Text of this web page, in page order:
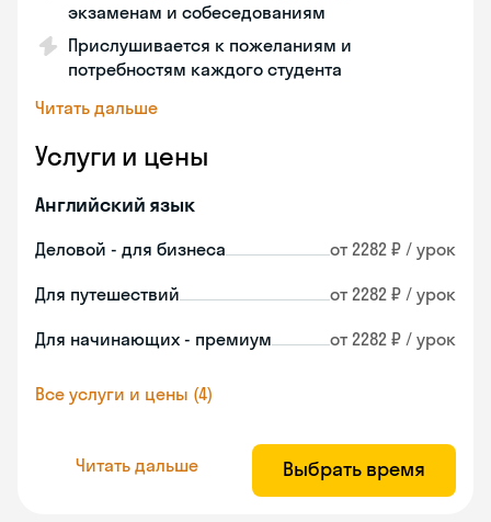
экзаменам и собеседованиям
Прислушивается к пожеланиям и
потребностям каждого студента
Читать дальше
Услуги и цены
Английский язык
Деловой - для бизнеса от 2282 ₽ / урок
Для путешествий от 2282 ₽ / урок
Для начинающих - премиум от 2282 ₽ / урок
Все услуги и цены (4)
Читать дальше Выбрать время